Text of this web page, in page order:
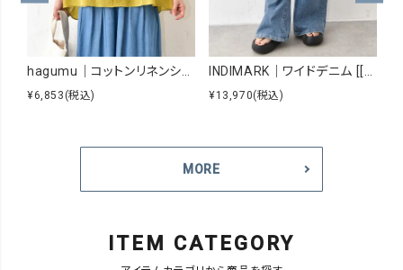
¥6,853 (税込) ¥13,970(税込)
MORE
ITEM CATEGORY